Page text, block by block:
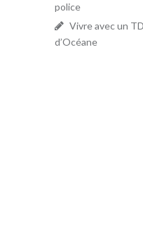
police
Vivre avec un
d’Océane